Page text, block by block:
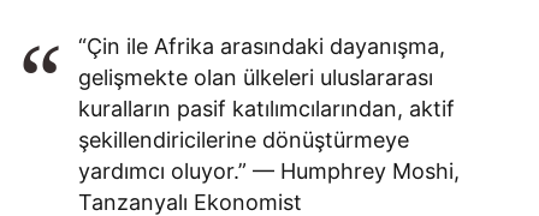
“Çin ile Afrika arasındaki dayanışma,
gelişmekte olan ülkeleri uluslararası
kuralların pasif katılımcılarından, aktif
şekillendiricilerine dönüştürmeye
yardımcı oluyor.” — Humphrey Moshi,
Tanzanyalı Ekonomist